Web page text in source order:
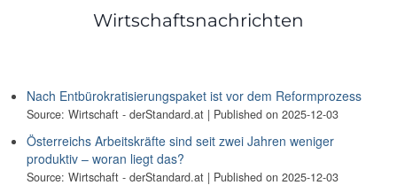
Wirtschaftsnachrichten
Nach Entbürokratisierungspaket ist vor dem Reformprozess
Source: Wirtschaft - derStandard.at Published on 2025-12-03
Österreichs Arbeitskräfte sind seit zwei Jahren weniger
produktiv – woran liegt das?
Source: Wirtschaft - derStandard.at Published on 2025-12-03